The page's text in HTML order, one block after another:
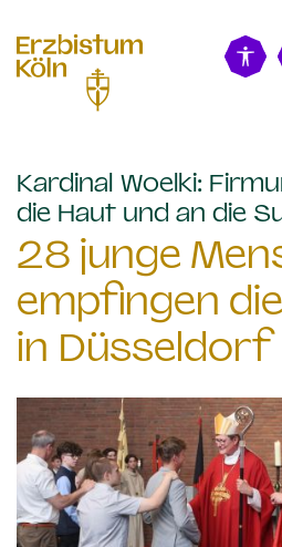
Kardinal Woelki:
die Haut und an die
28 junge
empfingen
in Düsseldorf